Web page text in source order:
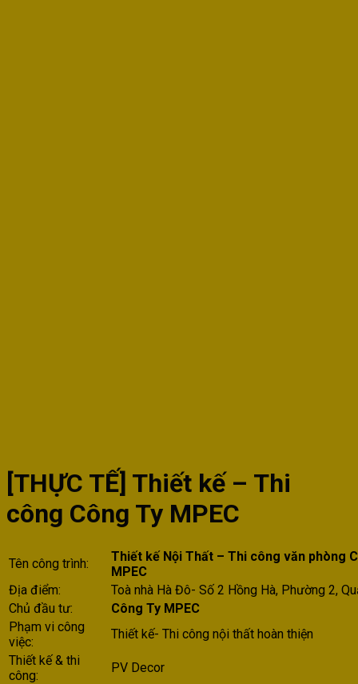
[THỰC TẾ] Thiết kế – Thi
công Công Ty MPEC
Tên công trình:
Thiết kế Nội Thất – Thi công văn phòng
MPEC
Địa điểm:
Toà nhà Hà Đô- Số 2 Hồng Hà, Phường 2,
Chủ đầu tư:
Công Ty MPEC
Phạm vi công
việc:
Thiết kế- Thi công nội thất hoàn thiện
Thiết kế & thi
công:
PV Decor